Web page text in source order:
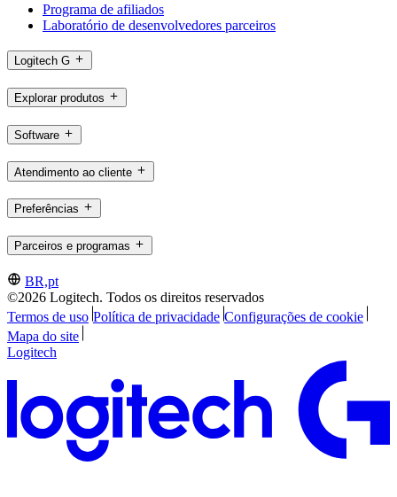
Programa de afiliados
Laboratório de desenvolvedores parceiros
Logitech G
Explorar produtos
Software
Atendimento ao cliente
Preferências
Parceiros e programas
BR,pt
©2026 Logitech. Todos os direitos reservados
Termos de uso Política de privacidade Configurações de cookie
Mapa do site
Logitech